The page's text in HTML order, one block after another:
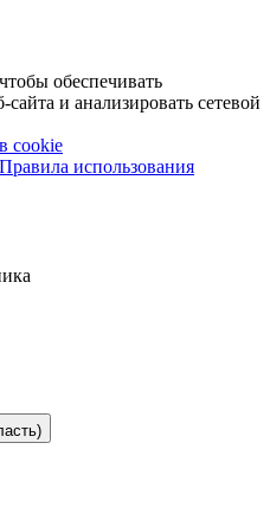
обеспечивать
и анализировать сетевой
cookie
Правила использования